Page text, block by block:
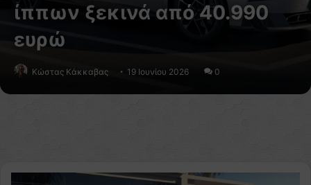
ίππων ξεκινά από 40.990
ευρώ
Κώστας Κάκκαβας 19 Ιουνίου 2026 0